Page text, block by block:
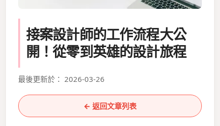
接案設計師的工作流程大公
開！從零到英雄的設計旅程
最後更新於： 2026-03-26
← 返回文章列表